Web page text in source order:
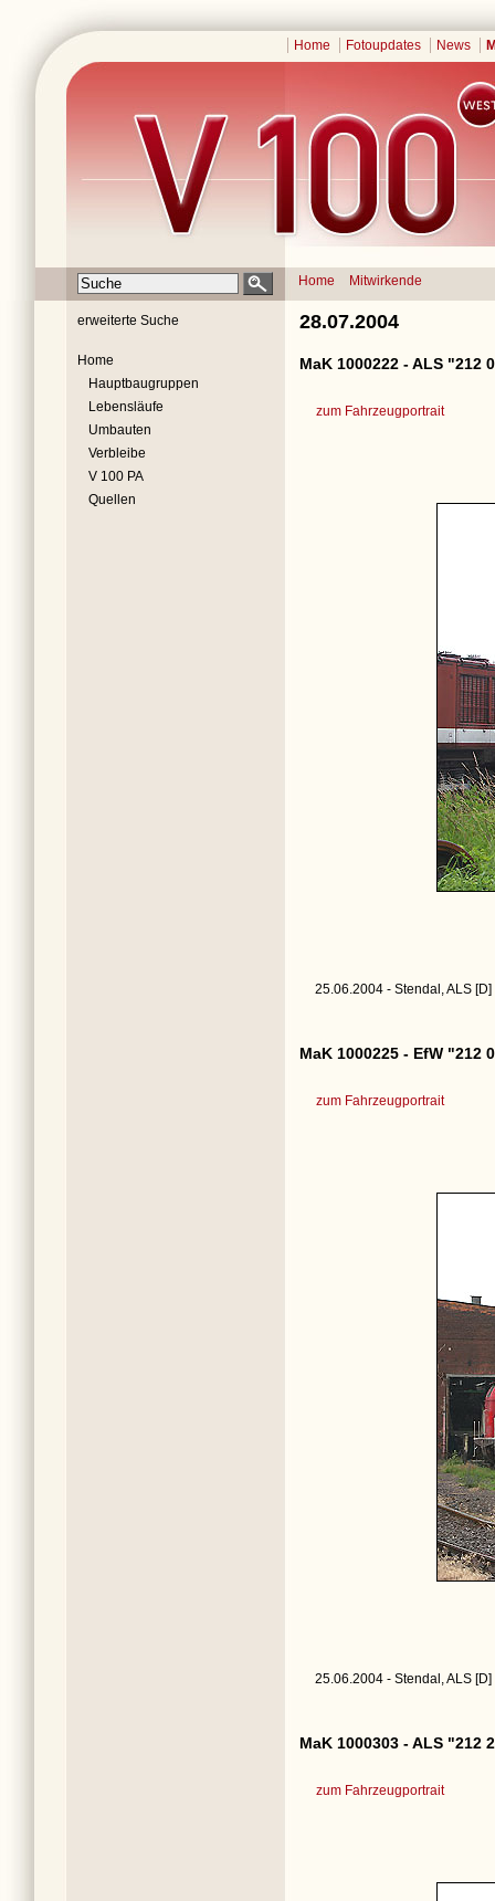
Home Fotoupdates News
Home Mitwirkende
erweiterte Suche
Home
Hauptbaugruppen
Lebensläufe
Umbauten
Verbleibe
V 100 PA
Quellen
28.07.2004
MaK 1000222 - ALS "212
zum Fahrzeugportrait
25.06.2004 - Stendal, ALS [D]
MaK 1000225 - EfW "212
zum Fahrzeugportrait
25.06.2004 - Stendal, ALS [D]
MaK 1000303 - ALS "212
zum Fahrzeugportrait